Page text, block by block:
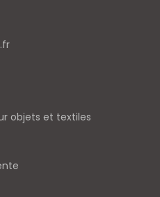
objets et textiles